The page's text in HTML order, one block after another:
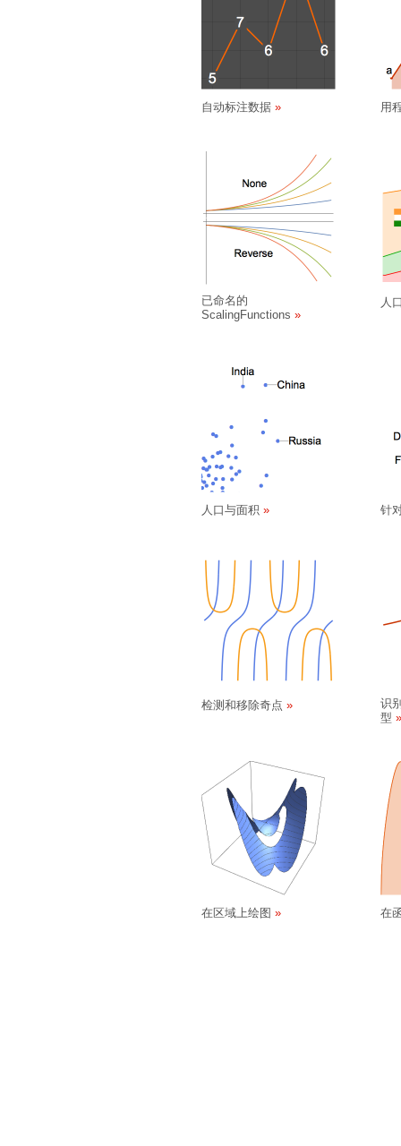
自动标注数据 用
已命名的
ScalingFunctions
人
人口与面积 针
检测和移除奇点
识
型
在区域上绘图 在